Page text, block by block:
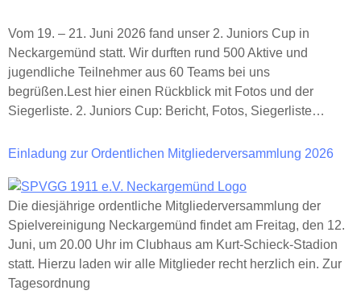
Vom 19. – 21. Juni 2026 fand unser 2. Juniors Cup in
Neckargemünd statt. Wir durften rund 500 Aktive und
jugendliche Teilnehmer aus 60 Teams bei uns
begrüßen.Lest hier einen Rückblick mit Fotos und der
Siegerliste. 2. Juniors Cup: Bericht, Fotos, Siegerliste…
Einladung zur Ordentlichen Mitgliederversammlung 2026
Die diesjährige ordentliche Mitgliederversammlung der
Spielvereinigung Neckargemünd findet am Freitag, den 12.
Juni, um 20.00 Uhr im Clubhaus am Kurt-Schieck-Stadion
statt. Hierzu laden wir alle Mitglieder recht herzlich ein. Zur
Tagesordnung